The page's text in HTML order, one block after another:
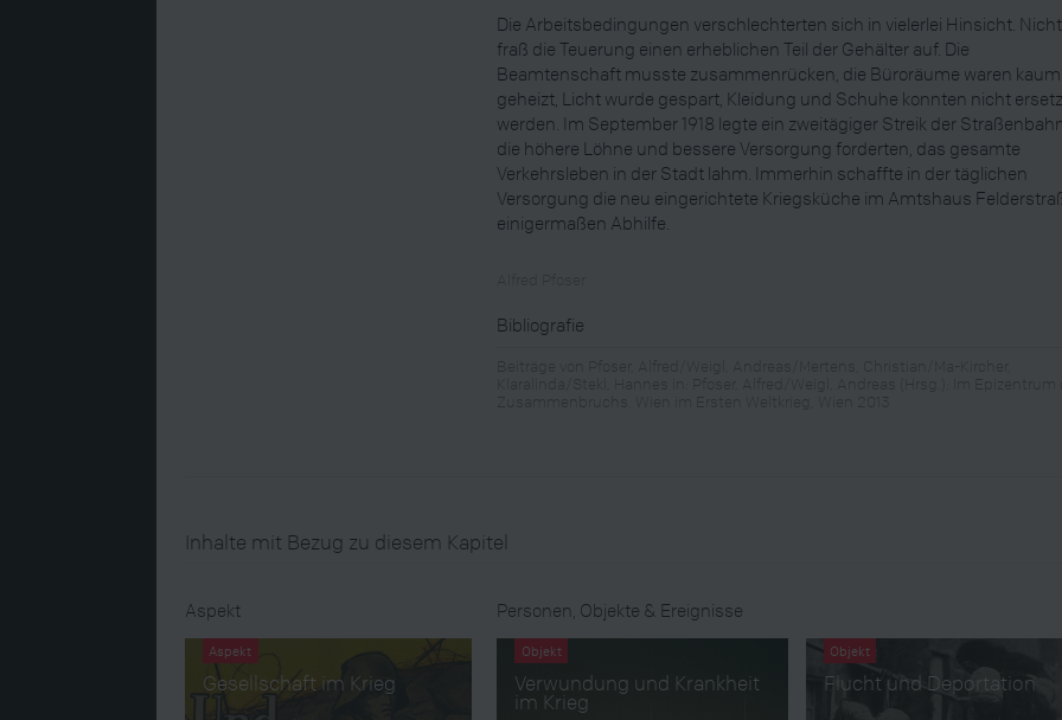
Die Arbeitsbedingungen verschlechterten sich in vielerlei Hinsicht.
fraß die Teuerung einen erheblichen Teil der Gehälter auf. Die
Beamtenschaft musste zusammenrücken, die Büroräume waren kaum
geheizt, Licht wurde gespart, Kleidung und Schuhe konnten nicht
werden. Im September 1918 legte ein zweitägiger Streik der
die höhere Löhne und bessere Versorgung forderten, das gesamte
Verkehrsleben in der Stadt lahm. Immerhin schaffte in der täglichen
Versorgung die neu eingerichtete Kriegsküche im Amtshaus
einigermaßen Abhilfe.
Bibliografie
Inhalte mit Bezug zu diesem Kapitel
Aspekt
Aspekt
Gesellschaft im Krieg
Personen, Objekte & Ereignisse
Objekt
Verwundung und Krankheit
im Krieg
Objekt
Flucht und Deportation